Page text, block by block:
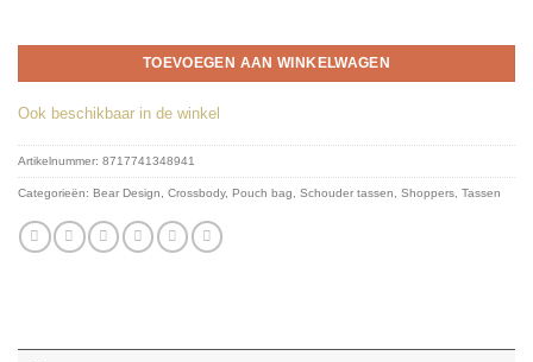
TOEVOEGEN AAN WINKELWAGEN
Ook beschikbaar in de winkel
Artikelnummer: 8717741348941
Categorieën: Bear Design Crossbody, Pouch bag Schouder tassen Shoppers Tassen